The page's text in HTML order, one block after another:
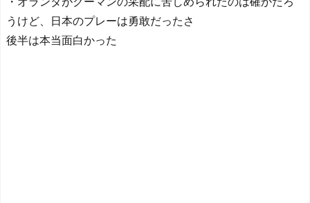
うけど、日本のプレーは勇敢だったさ
後半は本当面白かった